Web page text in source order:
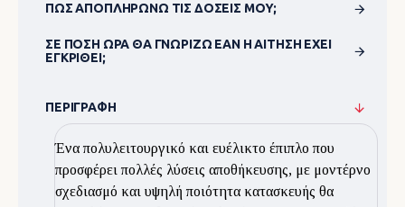
ΠΏΣ ΑΠΟΠΛΗΡΏΝΩ ΤΙΣ ΔΌΣΕΙΣ ΜΟΥ;
ΣΕ ΠΌΣΗ ΏΡΑ ΘΑ ΓΝΩΡΊΖΩ ΕΆΝ Η ΑΊΤΗΣΗ ΈΧΕΙ
ΕΓΚΡΙΘΕΊ;
ΠΕΡΙΓΡΑΦΉ
Ένα πολυλειτουργικό και ευέλικτο έπιπλο που
προσφέρει πολλές λύσεις αποθήκευσης, με μοντέρνο
σχεδιασμό και υψηλή ποιότητα κατασκευής θα